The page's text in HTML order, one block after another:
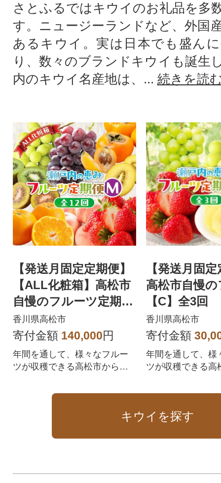
さとふるではキウイのお礼品を多
す。ニュージーランドなど、外国
あるキウイ。実は日本でも盛ん
り、数々のブランドキウイも誕生
内のキウイ名産地は、... 続きを読
【発送月固定定期便】
【ALL化粧箱】高松市
自慢のフルーツ定期便
【M】全12回
香川県高松市
寄付金額 140,000円
年間を通して、様々なフルー
ツが収穫できる高松市から旬
【発送月固
高松市自慢
【C】全3回
香川県高松市
寄付金額
年間を通して、様
ツが収穫できる高
キウイを探す